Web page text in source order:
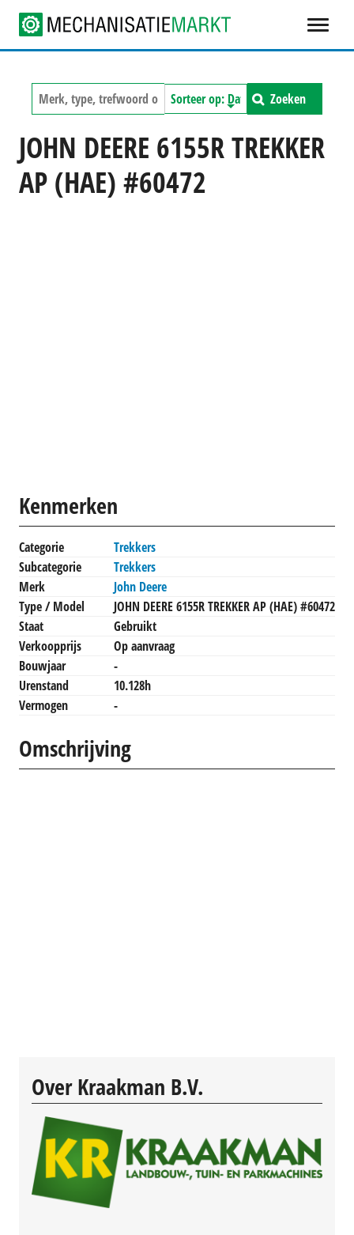
Zoeken
JOHN DEERE 6155R TREKKER
AP (HAE) #60472
Kenmerken
Categorie
Trekkers
Subcategorie
Trekkers
Merk
John Deere
Type / Model
JOHN DEERE 6155R TREKKER AP (HAE) #60472
Staat
Gebruikt
Verkoopprijs
Op aanvraag
Bouwjaar
-
Urenstand
10.128h
Vermogen
-
Omschrijving
Over Kraakman B.V.